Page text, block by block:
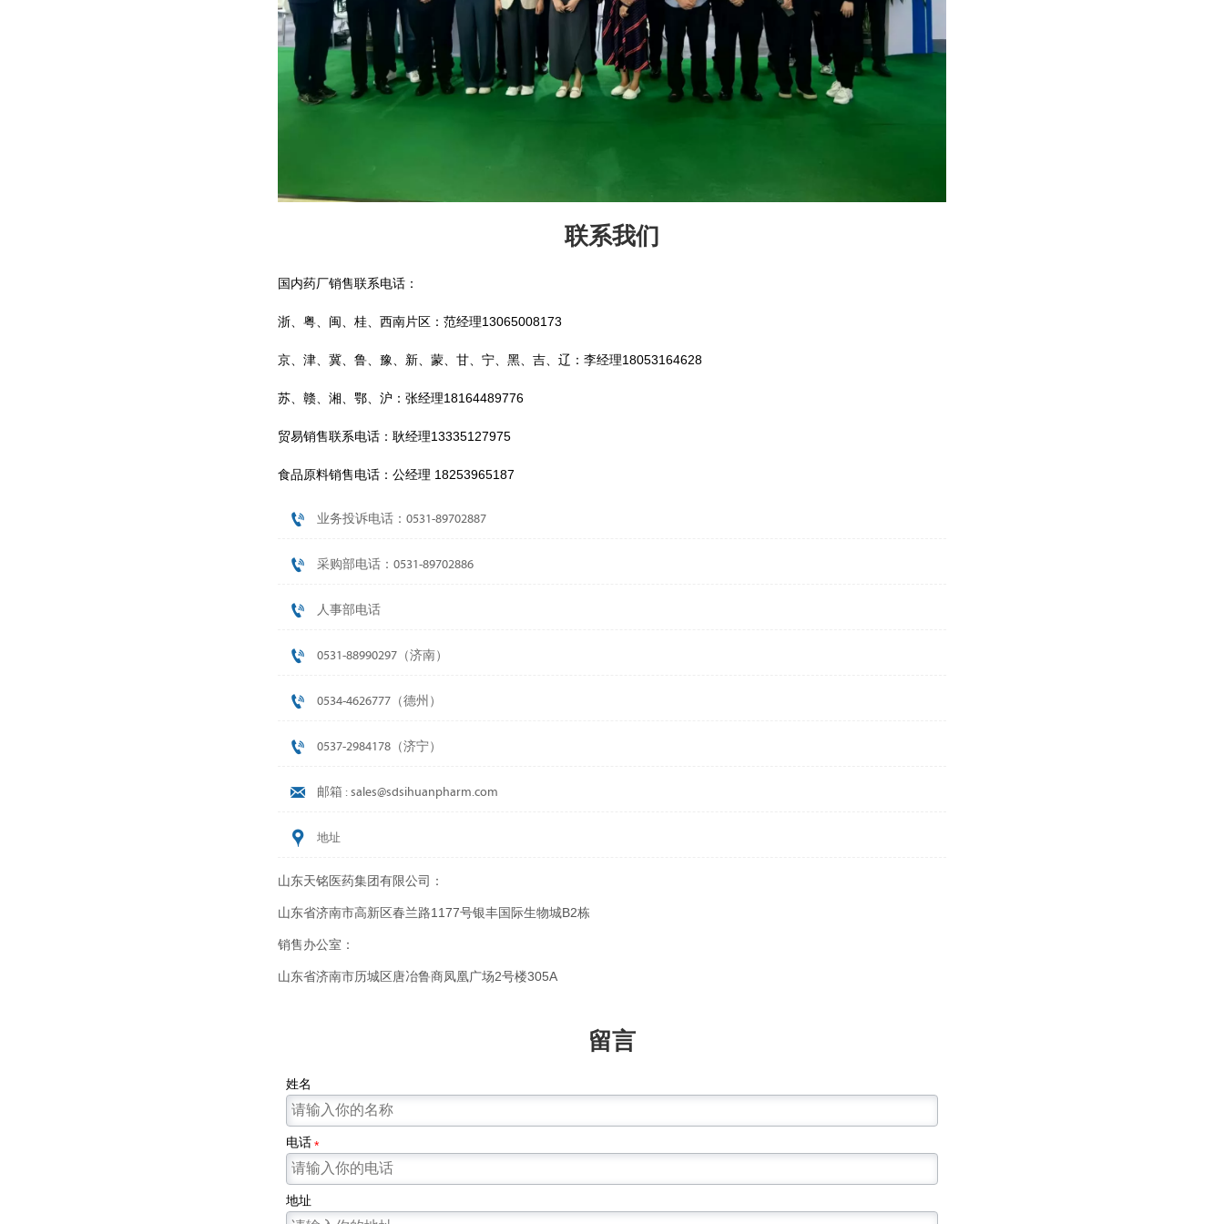
联系我们
国内药厂销售联系电话：
浙、粤、闽、桂、西南片区：范经理13065008173
京、津、冀、鲁、豫、新、蒙、甘、宁、黑、吉、辽：李经理18053164628
苏、赣、湘、鄂、沪：张经理18164489776
贸易销售联系电话：耿经理13335127975
食品原料销售电话：公经理 18253965187
 业务投诉电话：0531-89702887
 采购部电话：0531-89702886
 人事部电话
 0531-88990297（济南）
 0534-4626777（德州）
 0537-2984178（济宁）
 邮箱 : sales@sdsihuanpharm.com
 地址
山东天铭医药集团有限公司：
山东省济南市高新区春兰路1177号银丰国际生物城B2栋
销售办公室：
山东省济南市历城区唐冶鲁商凤凰广场2号楼305A
留言
姓名
电话*
地址